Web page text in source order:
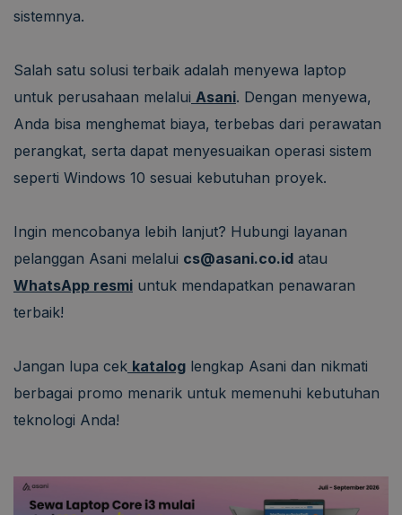
sistemnya.
Salah satu solusi terbaik adalah menyewa laptop
untuk perusahaan melalui Asani. Dengan menyewa,
Anda bisa menghemat biaya, terbebas dari perawatan
perangkat, serta dapat menyesuaikan operasi sistem
seperti Windows 10 sesuai kebutuhan proyek.
Ingin mencobanya lebih lanjut? Hubungi layanan
pelanggan Asani melalui cs@asani.co.id atau
WhatsApp resmi untuk mendapatkan penawaran
terbaik!
Jangan lupa cek katalog lengkap Asani dan nikmati
berbagai promo menarik untuk memenuhi kebutuhan
teknologi Anda!